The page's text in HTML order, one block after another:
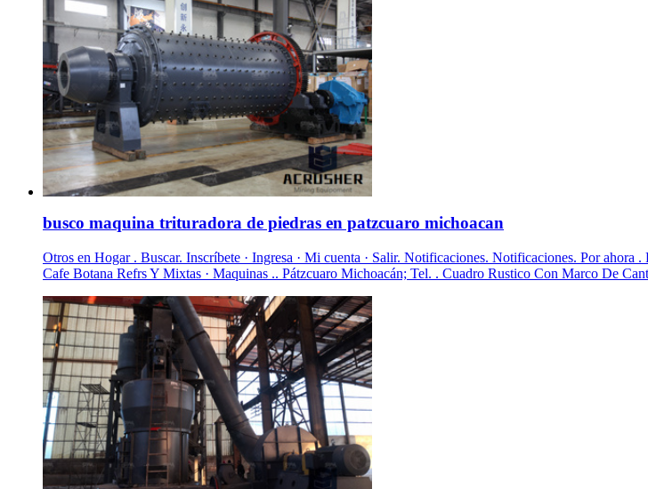
busco maquina trituradora de piedras en patzcuaro michoacan
Otros en Hogar . Buscar. Inscríbete · Ingresa · Mi cuenta · Salir. Notificaciones. Notificaciones. Por
Cafe Botana Refrs Y Mixtas · Maquinas .. Pátzcuaro Michoacán; Tel. . Cuadro Rustico Con Marco De